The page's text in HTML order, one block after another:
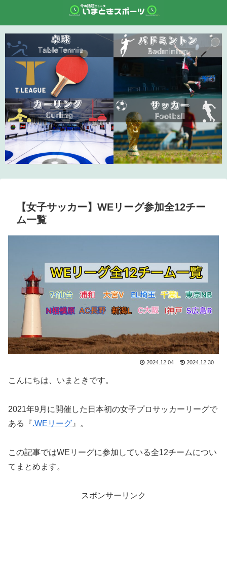
【女子サッカー】WEリーグ参加全12チー
ム一覧
2024.12.04 2024.12.30
こんにちは、いまときです。
2021年9月に開催した日本初の女子プロサッカーリーグで
ある『.WEリーグ 』。
この記事ではWEリーグに参加している全12チームについ
てまとめます。
スポンサーリンク